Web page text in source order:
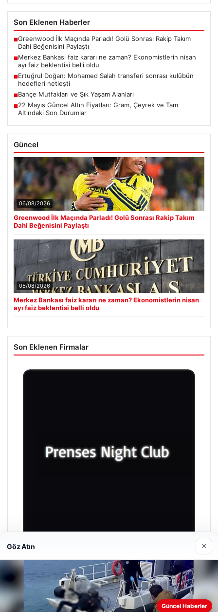
Son Eklenen Haberler
■Greenwood İlk Maçında Parladı! Golü Sonrası Rakip Takım
Dahi Beğenisini Paylaştı
■Merkez Bankası faiz kararı ne zaman? Ekonomistlerin nisan
ayı faiz beklentisi belli oldu
■Ertuğrul Doğan: Mohamed Salah transferi sonrası kulübün
hedefleri netleşti
■Bahçe Mutfakları ve Şık Yaşam Alanları
■22 Mayıs Güncel Altın Fiyatları: Gram, Çeyrek ve Tam
Altındaki Son Durumlar
Güncel
06/08/2026
Greenwood İlk Maçında Parladı! Golü Sonrası Rakip Takım
Dahi Beğenisini Paylaştı
05/08/2026
Merkez Bankası faiz kararı ne zaman? Ekonomistlerin nisan
ayı faiz beklentisi belli oldu
Son Eklenen Firmalar
Prenses Night Club
29/04/2026
Göz Atın ×
Güncel Haberler